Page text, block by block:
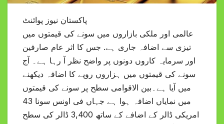
پاکستان نیوز پوائنٹ
عالمی اور ملکی بازاروں میں سونے کی قیمتوں میں
تیزی سے اضافہ جاری ہے. جس کا اثر عام صارفین
اور سرمایہ کاروں دونوں پر واضح نظر آ رہا ہے۔ آج
سونے کی قیمتوں میں ہزاروں روپے کا اضافہ دیکھنے
میں آیا ہے۔بین الاقوامی سطح پر سونے کی قیمتوں
میں نمایاں اضافہ ہوا ہے جہاں فی اونس سونا 43
امریکی ڈالر کے اضافے کے ساتھ 3,400 ڈالر کی سطح